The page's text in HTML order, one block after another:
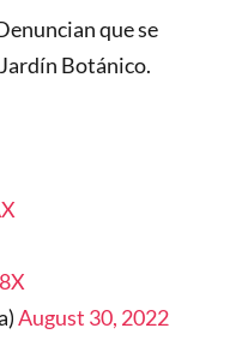
que se
Botánico.
August 30, 2022